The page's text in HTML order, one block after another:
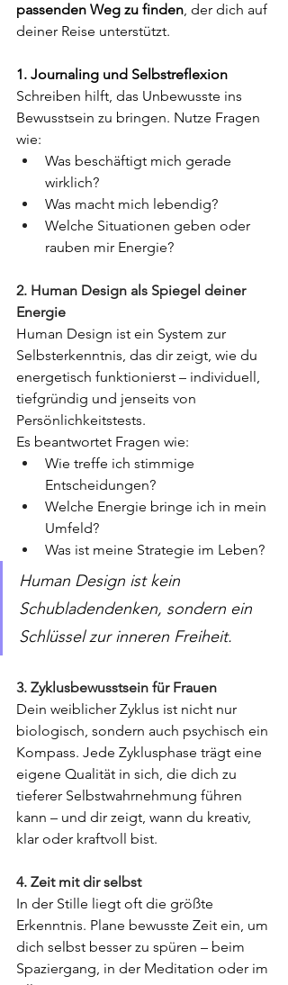
passenden Weg zu finden, der dich auf
deiner Reise unterstützt.
1. Journaling und Selbstreflexion
Schreiben hilft, das Unbewusste ins
Bewusstsein zu bringen. Nutze Fragen
wie:
Was beschäftigt mich gerade
wirklich?
Was macht mich lebendig?
Welche Situationen geben oder
rauben mir Energie?
2. Human Design als Spiegel deiner
Energie
Human Design ist ein System zur
Selbsterkenntnis, das dir zeigt, wie du
energetisch funktionierst – individuell,
tiefgründig und jenseits von
Persönlichkeitstests.
Es beantwortet Fragen wie:
Wie treffe ich stimmige
Entscheidungen?
Welche Energie bringe ich in mein
Umfeld?
Was ist meine Strategie im Leben?
Human Design ist kein
Schubladendenken, sondern ein
Schlüssel zur inneren Freiheit.
3. Zyklusbewusstsein für Frauen
Dein weiblicher Zyklus ist nicht nur
biologisch, sondern auch psychisch ein
Kompass. Jede Zyklusphase trägt eine
eigene Qualität in sich, die dich zu
tieferer Selbstwahrnehmung führen
kann – und dir zeigt, wann du kreativ,
klar oder kraftvoll bist.
4. Zeit mit dir selbst
In der Stille liegt oft die größte
Erkenntnis. Plane bewusste Zeit ein, um
dich selbst besser zu spüren – beim
Spaziergang, in der Meditation oder im